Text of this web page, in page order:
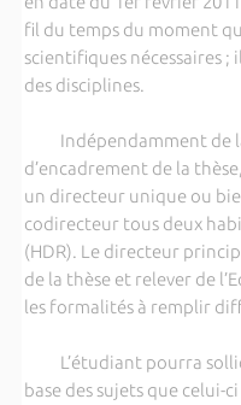
fil du temps du moment
scientifiques nécessaires
des disciplines.
Indépendamment de
d’encadrement de la
un directeur unique ou
codirecteur tous deux
(HDR). Le directeur
de la thèse et relever de
les formalités à remplir
L’étudiant pourra
base des sujets que celui-